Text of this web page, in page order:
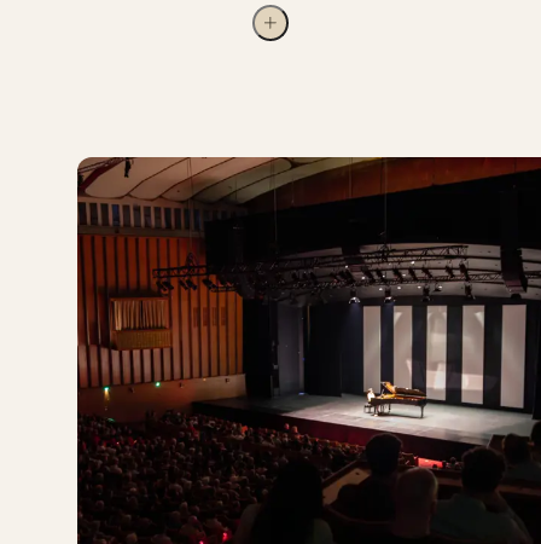
begyndelsen, og orkestret voksede da også snart fra
22 strygere til et regulært, mindre symfoniorkester
der også hele symfonier på programmet. Da
Lumbye døde i 1874, kom nye dirigenter til med nye
ambitioner. Orkestrets kvalitet steg fortsat, og man
satte nye spændende komponister på plakaten, bl.a.
både Rakhmaninov og Stravinskij, der spillede med
orkestret i begyndelsen af det nye århundrede.
I samme periode blev den daværende koncertsal for
lille og uegnet til orkestrets koncerter, så Tivoli
byggede en ny og større sal med plads til 1.500
publikummer. Den blev imidlertid ødelagt af
schalburgtage i 1944 og erstattet af den nuværende -
og endnu større - Tivolis Koncertsal i 1956.